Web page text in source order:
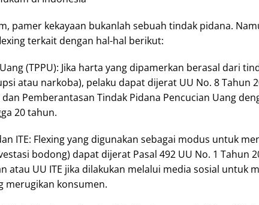
pamer kekayaan bukanlah sebuah tindak pidana.
terkait dengan hal-hal berikut:
(TPPU): Jika harta yang dipamerkan berasal dari
atau narkoba), pelaku dapat dijerat UU No. 8 Tahun
dan Pemberantasan Tindak Pidana Pencucian Uang
20 tahun.
ITE: Flexing yang digunakan sebagai modus untuk
bodong) dapat dijerat Pasal 492 UU No. 1 Tahun
atau UU ITE jika dilakukan melalui media sosial untuk
merugikan konsumen.